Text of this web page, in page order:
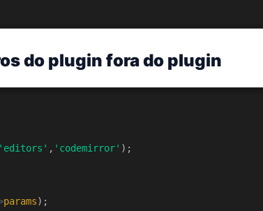
do plugin fora do plugin
'editors' , 'codemirror' );
params);